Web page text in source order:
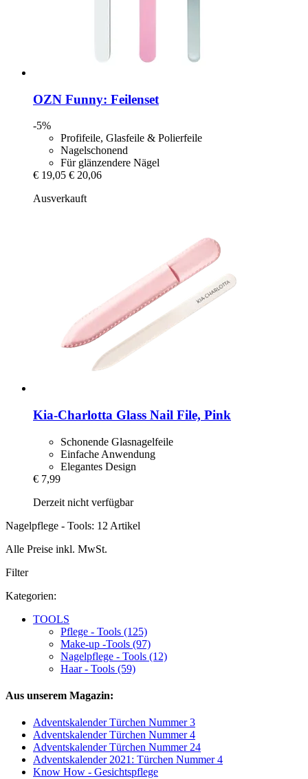
OZN Funny: Feilenset
-5%
Profifeile, Glasfeile & Polierfeile
Nagelschonend
Für glänzendere Nägel
€ 19,05 € 20,06
Ausverkauft
Kia-Charlotta Glass Nail File, Pink
Schonende Glasnagelfeile
Einfache Anwendung
Elegantes Design
€ 7,99
Derzeit nicht verfügbar
Nagelpflege - Tools: 12 Artikel
Alle Preise inkl. MwSt.
Filter
Kategorien:
TOOLS
Pflege - Tools (125)
Make-up -Tools (97)
Nagelpflege - Tools (12)
Haar - Tools (59)
Aus unserem Magazin:
Adventskalender Türchen Nummer 3
Adventskalender Türchen Nummer 4
Adventskalender Türchen Nummer 24
Adventskalender 2021: Türchen Nummer 4
Know How - Gesichtspflege